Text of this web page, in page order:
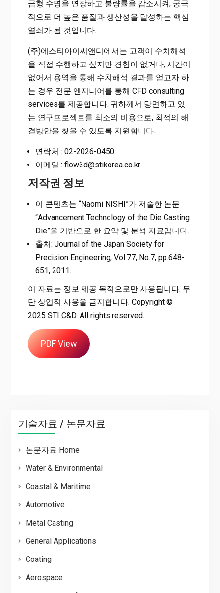
금형 수명을 연장하고 불량률을 감소시켜, 궁극
적으로 더 높은 품질과 생산성을 달성하는 핵심
열쇠가 될 것입니다.
(주)에스티아이씨앤디에서는 고객이 수치해석
을 직접 수행하고 싶지만 경험이 없거나, 시간이
없어서 용역을 통해 수치해석 결과를 얻고자 하
는 경우 전문 엔지니어를 통해 CFD consulting
services를 제공합니다. 귀하께서 당면하고 있
는 연구프로젝트를 최소의 비용으로, 최적의 해
결방안을 찾을 수 있도록 지원합니다.
연락처 : 02-2026-0450
이메일 : flow3d@stikorea.co.kr
저작권 정보
이 콘텐츠는 “Naomi NISHI”가 저술한 논문
“Advancement Technology of the Die Casting
Die”을 기반으로 한 요약 및 분석 자료입니다.
출처: Journal of the Japan Society for
Precision Engineering, Vol.77, No.7, pp.648-
651, 2011.
이 자료는 정보 제공 목적으로만 사용됩니다. 무
단 상업적 사용을 금지합니다. Copyright ©
2025 STI C&D. All rights reserved.
PDF View
기술자료 / 논문자료
논문자료 Home
Water & Environmental
Coastal & Maritime
Automotive
Metal Casting
General Applications
Coating
Aerospace